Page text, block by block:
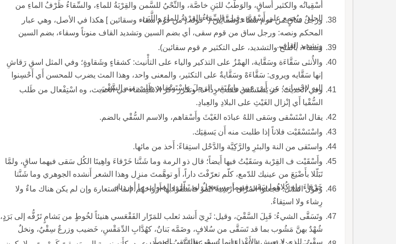
أَسْقِياتُه والكثير أَساقٍ، والوَطْبُ للبَنِ خاصَّة، والنِّحْيُ للسَّمن والقِرْبَةُ للماءِ، والسِّقاءُ ظَرْفُ الماءِ من
الجلد، ويُجمع على أَسْقِيةٍ وقيل: السِّقاءُ القِرْبةُ للماء واللَّبَن.
ورجلٌ ساقٍ من قوم سُقَّاء وسَقَّائِينَ (* قوله [ من قوم سقاء وسقائين ] هكذا في الأصل، وهي عبار
المحكم ونصه: ورجل ساق من قوم سقى، أي بضم السين وتشديد القاف منوناً وسقاء، بضم السين
وتشديد القاف.
وسقاء، بالفتح والتشديد، على التكثير م قوم سقائين).
والأُنثى سَقَّاءَة وسَقَّاية، الهمْزُ على التذكير والياء على التأْنيث: كشقاءٍ وشَقاوةٍ؛ وفي المثل اسقِ رَقاشِ
إنها سَقَّايه ويروى: سَقَّاءَهْ وسَقَّايةٌ على التكثير، والمعنى واحد، وهذا المث يضرب للمحسن أَي أَحْسِنوا
إليه لإحْسانهِ؛ عن أَبي عبيد واسْتَقى الرجلَ واسْتَسْقاه: طَلب منه السَّقْيَ.
وفي الحديث: خر يَسْتَسْقي فقلب رِداءَه؛ وتكرر ذكر الاسْتِسْقاء في الحديث، وه اسْتِفْعال من طَلب
السُّقْيا أَي إنْزال الغَيْثِ على البلادِ والعِبادِ.
يقال اسْتَسْقى وسَقى اللهُ عبادَه الغَيْثَ وأَسْقاهم، والاسم السُّقْي بالضم.
واسْتَسْقَيْت فلاناً إذا طلبت منه أَن يَسقِيَك.
واستَقى من النهَ والبئرِ والرَّكِيَّة والدَّحْل استِقاءً: أَخذ من مائها.
وأَسْقَيْت ف القِرْبة وسَقَيْتُ فيها أَيضاً؛ قال ذو الرمة وما شَنَّتا خَرْقاءَ واهِيتَا الكُل سَقى فيهما ساقٍ، ولمَّا
تَبَلّلا بأَضْيَعَ من عينيك للدّمع، كلّم تعرّفْتَ داراً، أَو توهَّمتَ منزِل وهذا الشعر أَنشده الجوهري وما شَنَّتا
خَرْقاءَ واهٍ كُلاهُما سَقَى فيهما مستعجِلٌ لم تَبلّل والصواب ما أوردناه.
وقول القائل: فجعلوا المُرّان أَرْشِيةَ المَوْ فاستَقَوْا بها أَرواحَهُم، إنما استعارهَ وإن لم يكن هناك ماءٌ ولا
رِشاء ولا استِقاءٌ.
وتَسَقَّى الشيءُ: قَبِلَ السَّقْيَ، وقيل: ثَرِيَ أَنشد ثعلب للمَرّار الفَقْعَسي هنيئاً لخُوطٍ من بَشامٍ تَرُفُّه إلى بَرَدٍ،
شُهْدٌ بهنَّ مَشُوب بما قد تَسَقَّى من سُلافٍ، وضَمَّه بَنانٌ، كهُدَّابِ الدِّمَقْسِ، خَضيب وزرعٌ سِقْيٌ، ونخلٌ
سِقْيٌ: للذي لا يعيش بالأَعْذاءِ إنما يُسقى والسَّقيُ المصدر.